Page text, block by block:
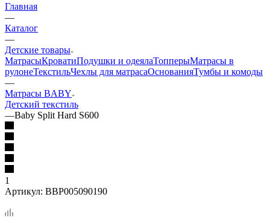
Главная
—
Каталог
—
Детские товары
МатрасыКроватиПодушки и одеялаТопперыМатрасы в
рулонеТекстильЧехлы для матрасаОснованияТумбы и комоды
—
Матрасы BABY
Детский текстиль
—Baby Split Hard S600
1
Артикул: BBP005090190